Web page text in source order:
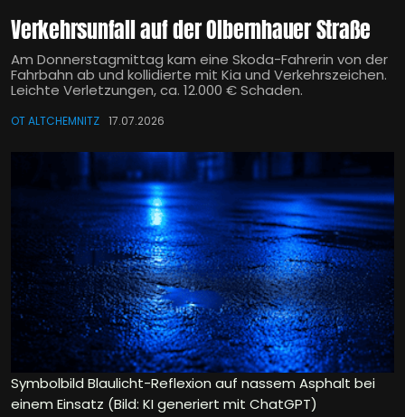
Verkehrsunfall auf der Olbernhauer Straße
Am Donnerstagmittag kam eine Skoda-Fahrerin von der
Fahrbahn ab und kollidierte mit Kia und Verkehrszeichen.
Leichte Verletzungen, ca. 12.000 € Schaden.
OT ALTCHEMNITZ 17.07.2026
Symbolbild Blaulicht-Reflexion auf nassem Asphalt bei
einem Einsatz (Bild: KI generiert mit ChatGPT)